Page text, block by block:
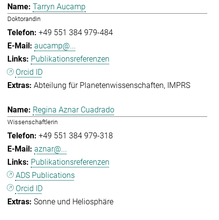
Tarryn Aucamp
Doktorandin
+49 551 384 979-484
aucamp@...
Publikationsreferenzen
Orcid ID
Abteilung für Planetenwissenschaften IMPRS
Regina Aznar Cuadrado
Wissenschaftlerin
+49 551 384 979-318
aznar@...
Publikationsreferenzen
ADS Publications
Orcid ID
Sonne und Heliosphäre